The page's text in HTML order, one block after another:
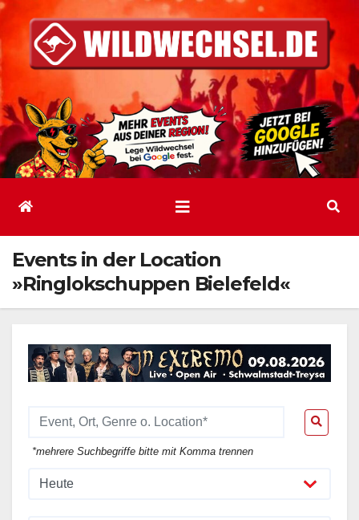
Inhalt
springen
Events in der Location
»Ringlokschuppen Bielefeld«
*mehrere Suchbegriffe bitte mit Komma trennen